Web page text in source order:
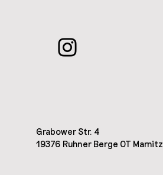
Grabower Str. 4
19376 Ruhner Berge OT Marnitz